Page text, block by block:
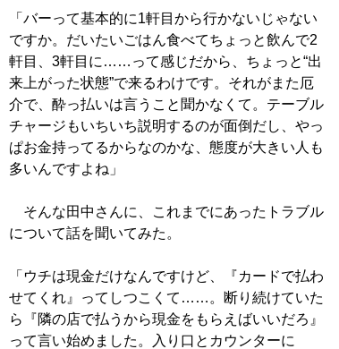
「バーって基本的に1軒目から行かないじゃない
ですか。だいたいごはん食べてちょっと飲んで2
軒目、3軒目に……って感じだから、ちょっと“出
来上がった状態”で来るわけです。それがまた厄
介で、酔っ払いは言うこと聞かなくて。テーブル
チャージもいちいち説明するのが面倒だし、やっ
ぱお金持ってるからなのかな、態度が大きい人も
多いんですよね」
そんな田中さんに、これまでにあったトラブル
について話を聞いてみた。
「ウチは現金だけなんですけど、『カードで払わ
せてくれ』ってしつこくて……。断り続けていた
ら『隣の店で払うから現金をもらえばいいだろ』
って言い始めました。入り口とカウンターに